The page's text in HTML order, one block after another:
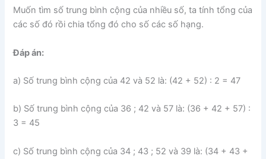
Muốn tìm số trung bình cộng của nhiều số, ta tính tổng của
các số đó rồi chia tổng đó cho số các số hạng.
Đáp án:
a) Số trung bình cộng của 42 và 52 là: (42 + 52) : 2 = 47
b) Số trung bình cộng của 36 ; 42 và 57 là: (36 + 42 + 57) :
3 = 45
c) Số trung bình cộng của 34 ; 43 ; 52 và 39 là: (34 + 43 +